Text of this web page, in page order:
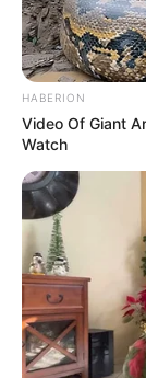
HABERION
Video Of Giant
Watch